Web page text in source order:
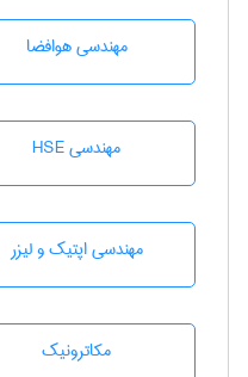
مهندسی هوافضا
مهندسی HSE
مهندسی اپتیک و لیزر
مکاترونیک